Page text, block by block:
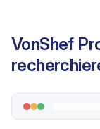
VonShef